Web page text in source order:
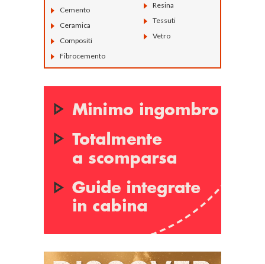
Cemento
Ceramica
Compositi
Fibrocemento
Resina
Tessuti
Vetro